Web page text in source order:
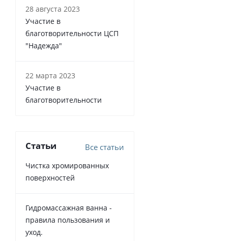
28 августа 2023
Участие в
благотворительности ЦСП
"Надежда"
22 марта 2023
Участие в
благотворительности
Статьи Все статьи
Чистка хромированных
поверхностей
Гидромассажная ванна -
правила пользования и
уход.